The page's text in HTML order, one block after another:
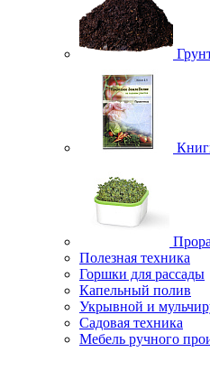
Полезная техника
Горшки для рассады
Капельный полив
Укрывной и
Садовая техника
Мебель ручного